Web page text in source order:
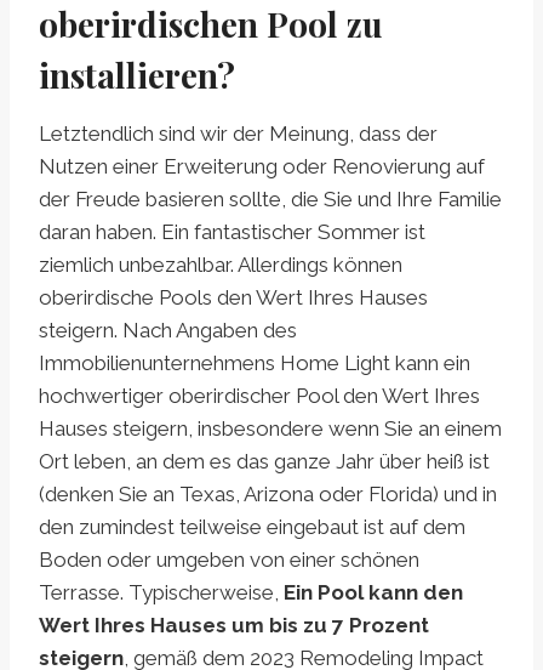
oberirdischen Pool zu
installieren?
Letztendlich sind wir der Meinung, dass der
Nutzen einer Erweiterung oder Renovierung auf
der Freude basieren sollte, die Sie und Ihre Familie
daran haben. Ein fantastischer Sommer ist
ziemlich unbezahlbar. Allerdings können
oberirdische Pools den Wert Ihres Hauses
steigern. Nach Angaben des
Immobilienunternehmens Home Light kann ein
hochwertiger oberirdischer Pool den Wert Ihres
Hauses steigern, insbesondere wenn Sie an einem
Ort leben, an dem es das ganze Jahr über heiß ist
(denken Sie an Texas, Arizona oder Florida) und in
den zumindest teilweise eingebaut ist auf dem
Boden oder umgeben von einer schönen
Terrasse. Typischerweise, Ein Pool kann den
Wert Ihres Hauses um bis zu 7 Prozent
steigern, gemäß dem 2023 Remodeling Impact